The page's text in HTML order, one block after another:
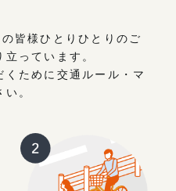
皆様ひとりひとりのご
っています。
ために交通ルール・マ
。